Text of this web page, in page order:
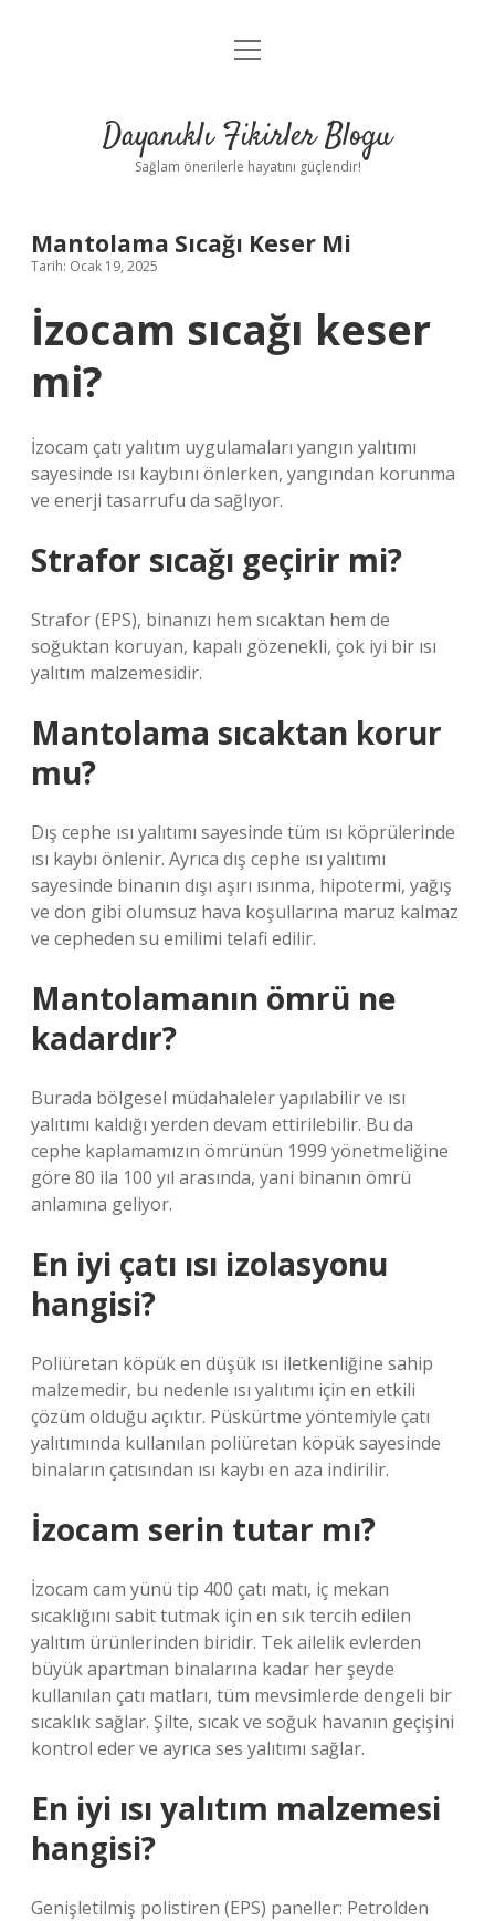
Anasayfa
Yasal Uyarı
menüyü
Dayanıklı Fikirler Blogu
Sağlam önerilerle hayatını güçlendir!
Mantolama Sıcağı Keser Mi
Tarih: Ocak 19, 2025
İzocam sıcağı keser
mi?
İzocam çatı yalıtım uygulamaları yangın yalıtımı
sayesinde ısı kaybını önlerken, yangından korunma
ve enerji tasarrufu da sağlıyor.
Strafor sıcağı geçirir mi?
Strafor (EPS), binanızı hem sıcaktan hem de
soğuktan koruyan, kapalı gözenekli, çok iyi bir ısı
yalıtım malzemesidir.
Mantolama sıcaktan korur
mu?
Dış cephe ısı yalıtımı sayesinde tüm ısı köprülerinde
ısı kaybı önlenir. Ayrıca dış cephe ısı yalıtımı
sayesinde binanın dışı aşırı ısınma, hipotermi, yağış
ve don gibi olumsuz hava koşullarına maruz kalmaz
ve cepheden su emilimi telafi edilir.
Mantolamanın ömrü ne
kadardır?
Burada bölgesel müdahaleler yapılabilir ve ısı
yalıtımı kaldığı yerden devam ettirilebilir. Bu da
cephe kaplamamızın ömrünün 1999 yönetmeliğine
göre 80 ila 100 yıl arasında, yani binanın ömrü
anlamına geliyor.
En iyi çatı ısı izolasyonu
hangisi?
Poliüretan köpük en düşük ısı iletkenliğine sahip
malzemedir, bu nedenle ısı yalıtımı için en etkili
çözüm olduğu açıktır. Püskürtme yöntemiyle çatı
yalıtımında kullanılan poliüretan köpük sayesinde
binaların çatısından ısı kaybı en aza indirilir.
İzocam serin tutar mı?
İzocam cam yünü tip 400 çatı matı, iç mekan
sıcaklığını sabit tutmak için en sık tercih edilen
yalıtım ürünlerinden biridir. Tek ailelik evlerden
büyük apartman binalarına kadar her şeyde
kullanılan çatı matları, tüm mevsimlerde dengeli bir
sıcaklık sağlar. Şilte, sıcak ve soğuk havanın geçişini
kontrol eder ve ayrıca ses yalıtımı sağlar.
En iyi ısı yalıtım malzemesi
hangisi?
Genişletilmiş polistiren (EPS) paneller: Petrolden